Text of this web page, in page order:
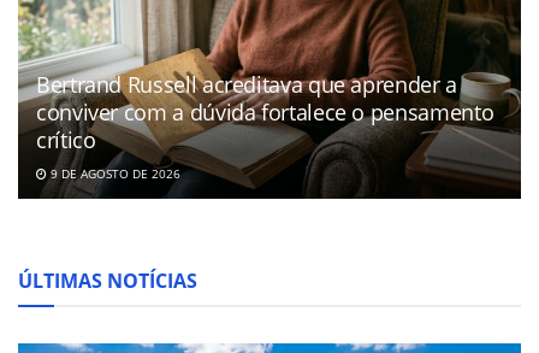
Bertrand Russell acreditava que aprender a
conviver com a dúvida fortalece o pensamento
crítico
9 DE AGOSTO DE 2026
ÚLTIMAS NOTÍCIAS